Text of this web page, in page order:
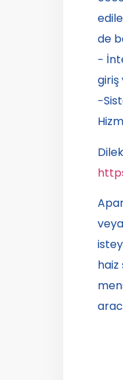
de
−
giriş
haiz